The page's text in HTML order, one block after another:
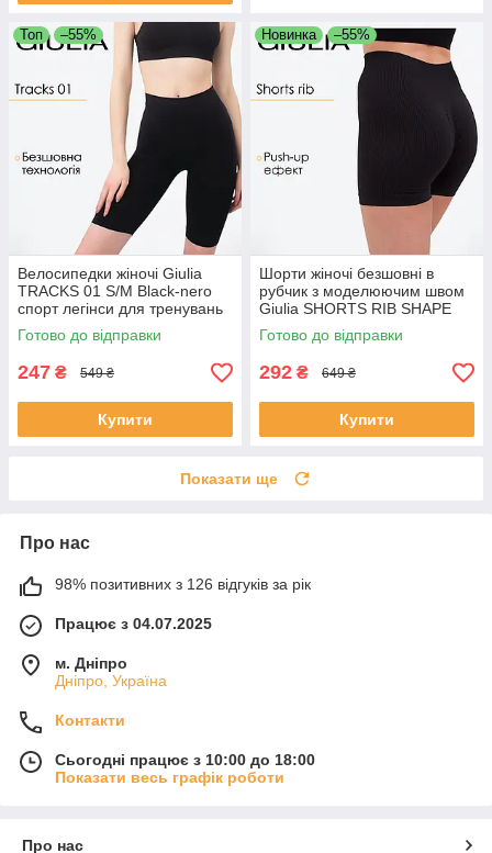
Топ –55%
Велосипедки жіночі Giulia
TRACKS 01 S/M Black-nero
спорт легінси для тренувань
Готово до відправки
247 ₴ 549 ₴
Купити
Новинка –55%
Шорти жіночі безшовні в
рубчик з моделюючим швом
Giulia SHORTS RIB SHAPE
L/XL Black-black спортивні
еластичні велосипедки
Готово до відправки
292 ₴ 649 ₴
Купити
Показати ще
Про нас
98% позитивних з 126 відгуків за рік
Працює з 04.07.2025
м. Дніпро
Дніпро, Україна
Контакти
Сьогодні працює з 10:00 до 18:00
Показати весь графік роботи
Про нас